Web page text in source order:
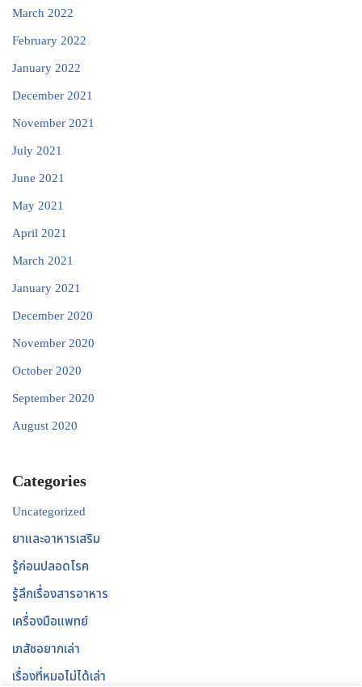
March 2022
February 2022
January 2022
December 2021
November 2021
July 2021
June 2021
May 2021
April 2021
March 2021
January 2021
December 2020
November 2020
October 2020
September 2020
August 2020
Categories
Uncategorized
ยาและอาหารเสริม
รู้ก่อนปลอดโรค
รู้ลึกเรื่องสารอาหาร
เครื่องมือแพทย์
เภสัชอยากเล่า
เรื่องที่หมอไม่ได้เล่า